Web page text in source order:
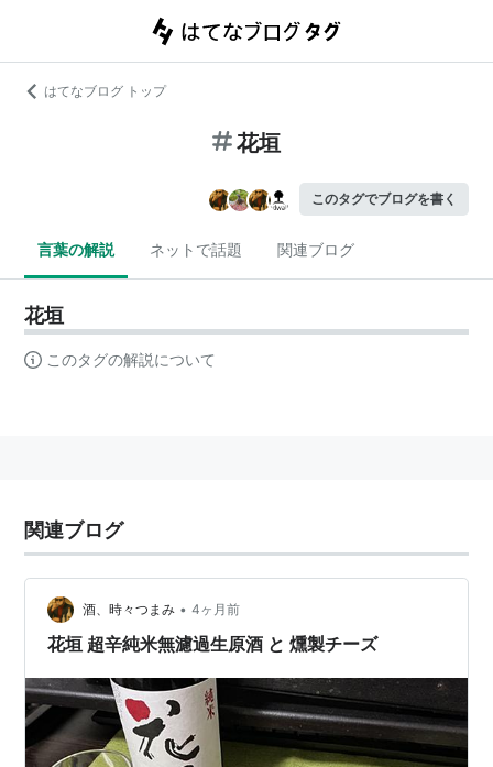
はてなブログ トップ
花垣
このタグでブログを書く
言葉の解説 ネットで話題 関連ブログ
花垣
このタグの解説について
関連ブログ
酒、時々つまみ • 4ヶ月前
花垣 超辛純米無濾過生原酒 と 燻製チーズ